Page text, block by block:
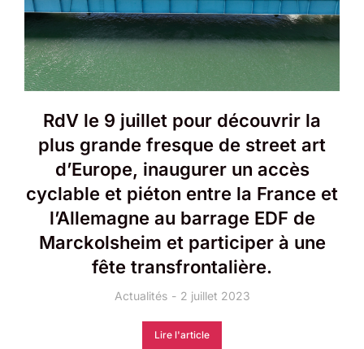
RdV le 9 juillet pour découvrir la
plus grande fresque de street art
d’Europe, inaugurer un accès
cyclable et piéton entre la France et
l’Allemagne au barrage EDF de
Marckolsheim et participer à une
fête transfrontalière.
Actualités 2 juillet 2023
Lire l'article